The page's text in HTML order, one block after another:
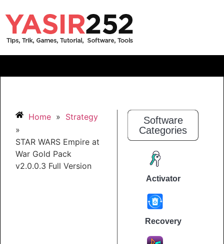
Home » Strategy
»
STAR WARS Empire at
War Gold Pack
v2.0.0.3 Full Version
Software
Categories
Activator
Recovery